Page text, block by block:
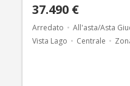
37.490 €
Arredato All'asta/Asta
Vista Lago
Centrale